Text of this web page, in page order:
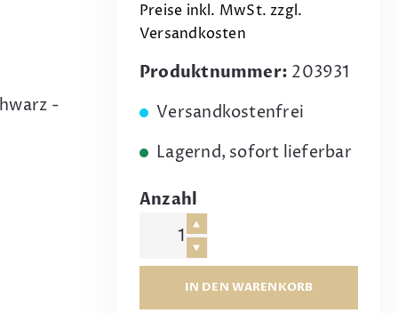
-
Preise inkl. MwSt. zzgl.
Versandkosten
Produktnummer: 203931
Versandkostenfrei
Lagernd, sofort lieferbar
Anzahl
IN DEN WARENKORB